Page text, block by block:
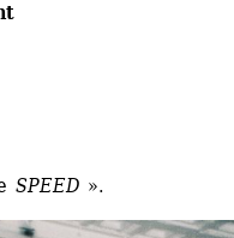
SPEED ».